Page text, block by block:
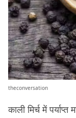
theconversation
काली मिर्च में